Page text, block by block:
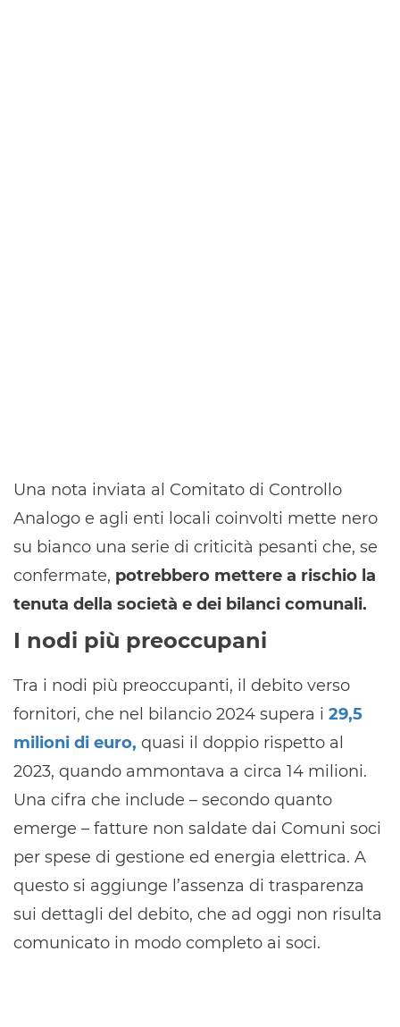
Una nota inviata al Comitato di Controllo
Analogo e agli enti locali coinvolti mette nero
su bianco una serie di criticità pesanti che, se
confermate, potrebbero mettere a rischio la
tenuta della società e dei bilanci comunali.
I nodi più preoccupani
Tra i nodi più preoccupanti, il debito verso
fornitori, che nel bilancio 2024 supera i 29,5
milioni di euro, quasi il doppio rispetto al
2023, quando ammontava a circa 14 milioni.
Una cifra che include – secondo quanto
emerge – fatture non saldate dai Comuni soci
per spese di gestione ed energia elettrica. A
questo si aggiunge l’assenza di trasparenza
sui dettagli del debito, che ad oggi non risulta
comunicato in modo completo ai soci.